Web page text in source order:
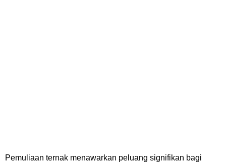
Pemuliaan ternak menawarkan peluang signifikan bagi